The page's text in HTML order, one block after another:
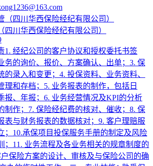
四川华西保险经纪有限公司）
1. 经纪公司的客户协议和授权委托书签
务的询价、报价、方案确认、出单；3. 保
的录入和变更；4. 投保资料、业务资料、
理和存档；5. 业务报表的制作，包括日
报、年报；6. 业务经营情况及KPI的分析
制作；7. 保险经纪费的核对、催收；8. 保
表与财务报表的数据核对；9. 客户理赔服
；10.承保项目投保服务手册的制定及风险
；11. 业务流程及各业务相关的规章制度的
保险方案的设计、审核及与保险公司的确